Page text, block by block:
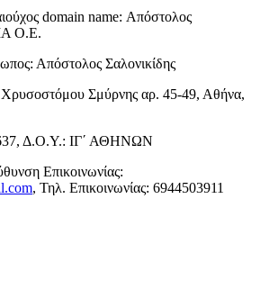
domain name: Απόστολος
Ο.Ε.
Απόστολος Σαλονικίδης
Σμύρνης αρ. 45-49, Αθήνα,
Δ.Ο.Υ.: ΙΓ΄ ΑΘΗΝΩΝ
Επικοινωνίας:
, Τηλ. Επικοινωνίας: 6944503911